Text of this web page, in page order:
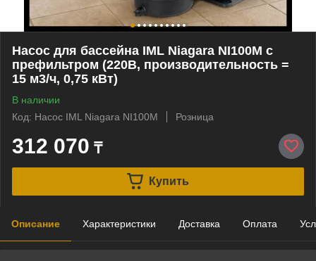
Насос для бассейна IML Niagara NI100M c
префильтром (220В, производительность =
15 м3/ч, 0,75 кВт)
В наличии
Код: Насос IML Niagara NI100M
Розница
312 070 ₸
Купить
Описание Характеристики Доставка Оплата